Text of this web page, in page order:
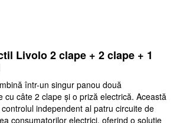
Livolo 2 clape + 2 clape + 1
într-un singur panou două
cu câte 2 clape și o priză electrică. Această
independent al patru circuite de
consumatorilor electrici, oferind o soluție